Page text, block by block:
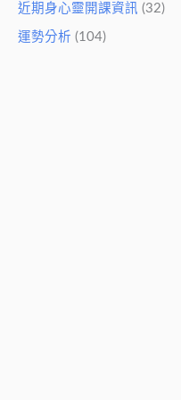
近期身心靈開課資訊 (32)
運勢分析 (104)